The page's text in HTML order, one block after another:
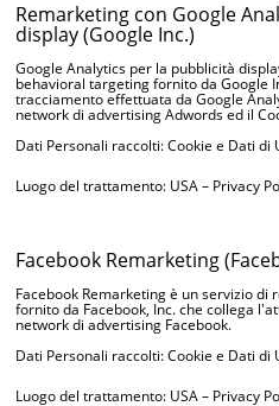
Remarketing con Google
display (Google Inc.)
Google Analytics per la pubblicità
behavioral targeting fornito da Google
tracciamento effettuata da Google
network di advertising Adwords ed il
Dati Personali raccolti: Cookie e Dati di
Luogo del trattamento: USA – Privacy
Facebook Remarketing
Facebook Remarketing è un servizio
fornito da Facebook, Inc. che collega
network di advertising Facebook.
Dati Personali raccolti: Cookie e Dati di
Luogo del trattamento: USA – Privacy